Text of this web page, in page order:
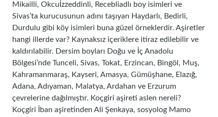
Mikailli, Okcuİzzeddinli, Recebliadlı boy isimleri ve
Sivas’ta kurucusunun adını taşıyan Haydarlı, Bedirli,
Durdulu gibi köy isimleri buna güzel örneklerdir. Aşiretler
hangi illerde var? Kaynaksız içeriklere itiraz edilebilir ve
kaldırılabilir. Dersim boyları Doğu ve İç Anadolu
Bölgesi’nde Tunceli, Sivas, Tokat, Erzincan, Bingöl, Muş,
Kahramanmaraş, Kayseri, Amasya, Gümüşhane, Elazığ,
Adana, Adıyaman, Malatya, Ardahan ve Erzurum
çevrelerine dağılmıştır. Koçgiri aşireti aslen nereli?
Koçgiri İban aşiretinden Ali Şenkaya, sosyolog Mamo